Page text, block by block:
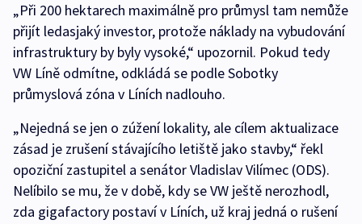
„Při 200 hektarech maximálně pro průmysl tam nemůže
přijít ledasjaký investor, protože náklady na vybudování
infrastruktury by byly vysoké,“ upozornil. Pokud tedy
VW Líně odmítne, odkládá se podle Sobotky
průmyslová zóna v Líních nadlouho.
„Nejedná se jen o zúžení lokality, ale cílem aktualizace
zásad je zrušení stávajícího letiště jako stavby,“ řekl
opoziční zastupitel a senátor Vladislav Vilímec (ODS).
Nelíbilo se mu, že v době, kdy se VW ještě nerozhodl,
zda gigafactory postaví v Líních, už kraj jedná o rušení